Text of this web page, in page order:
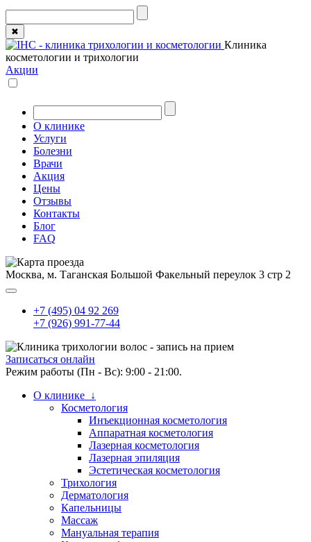
✖
Клиника
косметологии и трихологии
Акции
О клинике
Услуги
Болезни
Врачи
Акция
Цены
Отзывы
Контакты
Блог
FAQ
Москва, м. Таганская Большой Факельный переулок 3 стр 2
+7 (495) 04 92 269
+7 (926) 991-77-44
Записаться онлайн
Режим работы (Пн - Вс): 9:00 - 21:00.
О клинике ↓
Косметология
Инъекционная косметология
Аппаратная косметология
Лазерная косметология
Лазерная эпиляция
Эстетическая косметология
Трихология
Дерматология
Капельницы
Массаж
Мануальная терапия